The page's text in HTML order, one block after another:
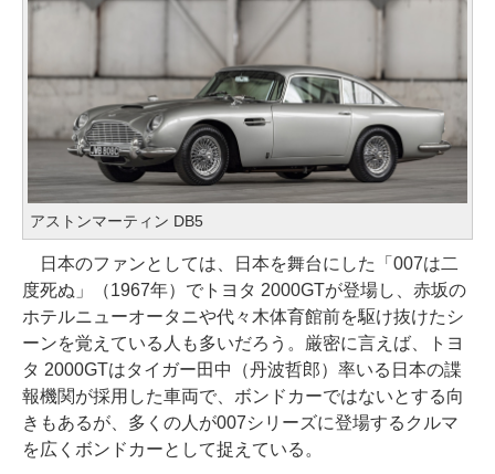
アストンマーティン DB5
日本のファンとしては、日本を舞台にした「007は二
度死ぬ」（1967年）でトヨタ 2000GTが登場し、赤坂の
ホテルニューオータニや代々木体育館前を駆け抜けたシ
ーンを覚えている人も多いだろう。厳密に言えば、トヨ
タ 2000GTはタイガー田中（丹波哲郎）率いる日本の諜
報機関が採用した車両で、ボンドカーではないとする向
きもあるが、多くの人が007シリーズに登場するクルマ
を広くボンドカーとして捉えている。